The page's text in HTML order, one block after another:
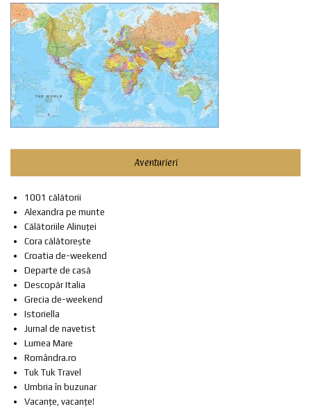
Aventurieri
1001 călătorii
Alexandra pe munte
Călătoriile Alinuței
Cora călătorește
Croatia de-weekend
Departe de casă
Descopăr Italia
Grecia de-weekend
Istoriella
Jurnal de navetist
Lumea Mare
Romândra.ro
Tuk Tuk Travel
Umbria în buzunar
Vacanțe, vacanțe!